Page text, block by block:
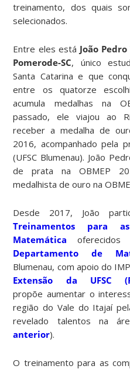
treinamento, dos quais
selecionados.
Entre eles está João
Pomerode-SC, único
Santa Catarina e que
entre os quatorze
acumula medalhas na
passado, ele viajou ao
receber a medalha de
2016, acompanhado pela
(UFSC Blumenau). João
de prata na OBMEP
medalhista de ouro na
Desde 2017, João
Treinamentos para
Matemática oferecidos
Departamento de
Blumenau, com apoio do
Extensão da UFSC
propõe aumentar o
região do Vale do Itajaí
revelado talentos na
anterior).
O treinamento para as